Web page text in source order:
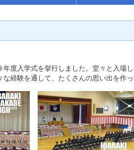
年度入学式を挙行しました。堂々と入場
経験を通して、たくさんの思い出を作っ